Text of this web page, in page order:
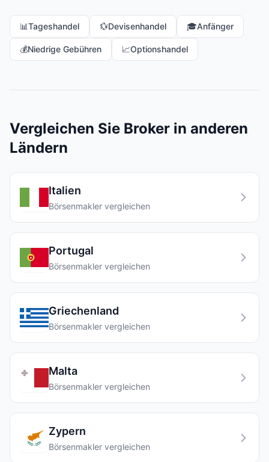
📊Tageshandel 💱Devisenhandel 🎓Anfänger
💰Niedrige Gebühren 📈Optionshandel
Vergleichen Sie Broker in anderen
Ländern
Italien
Börsenmakler vergleichen
Portugal
Börsenmakler vergleichen
Griechenland
Börsenmakler vergleichen
Malta
Börsenmakler vergleichen
Zypern
Börsenmakler vergleichen